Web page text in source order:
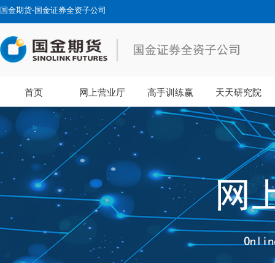
国金期货-国金证券全资子公司
首页 网上营业厅 高手训练赢 天天研究院